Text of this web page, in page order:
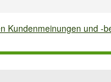
Kundenmeinungen und -